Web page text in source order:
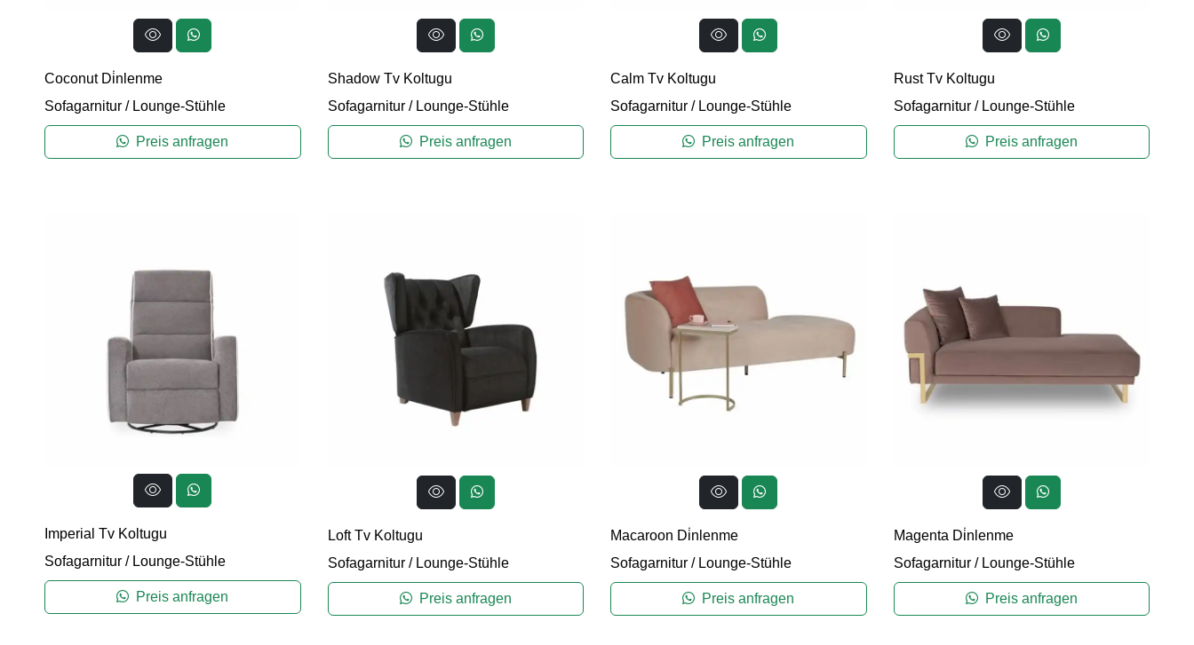
Coconut Di̇nlenme
Sofagarnitur / Lounge-Stühle
Preis anfragen
Shadow Tv Koltugu
Sofagarnitur/ Lounge-Stühle
Preis anfragen
Calm Tv Koltugu
Sofagarnitur / Lounge-Stühle
Preis anfragen
Rust Tv Koltugu
Sofagarnitur/ Lounge-Stühle
Preis anfragen
Imperial Tv Koltugu
Sofagarnitur / Lounge-Stühle
Preis anfragen
Loft Tv Koltugu
Sofagarnitur/ Lounge-Stühle
Preis anfragen
Macaroon Di̇nlenme
Sofagarnitur / Lounge-Stühle
Preis anfragen
Magenta Di̇nlenme
Sofagarnitur/ Lounge-Stühle
Preis anfragen